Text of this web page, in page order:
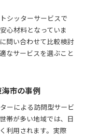
シッターサービスで
心材料となっていま
問い合わせて比較検討
なサービスを選ぶこと
市の事例
ーによる訪問型サービ
帯が多い地域では、日
利用されます。実際